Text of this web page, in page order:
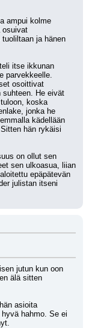
ampui kolme
osuivat
ja hänen
itse ikkunan
parvekkeelle.
osoittivat
suhteen. He eivät
koska
jonka he
kädellään
hän rykäisi
on ollut sen
sen ulkoasua, liian
epäpätevän
julistan itseni
jutun kun oon
älä sitten
asioita
hahmo. Se ei